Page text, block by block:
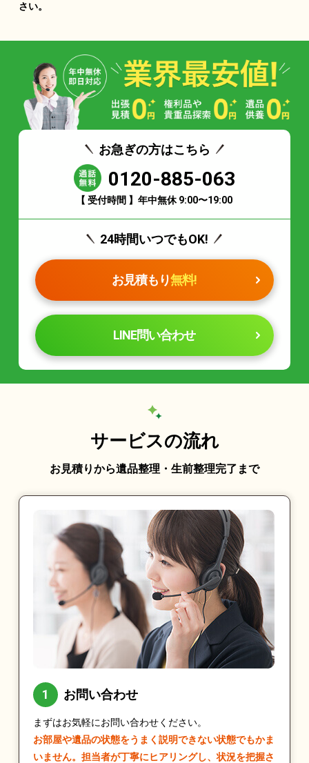
さい。
お急ぎの方はこちら
0120-885-063
【 受付時間 】年中無休 9:00〜19:00
24時間いつでもOK!
お見積もり無料!
LINE問い合わせ
サービスの流れ
お見積りから遺品整理・生前整理完了まで
お問い合わせ
まずはお気軽にお問い合わせください。
お部屋や遺品の状態をうまく説明できない状態でもかま
いません。担当者が丁寧にヒアリングし、状況を把握さ